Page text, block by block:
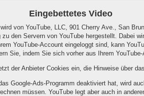
Eingebettetes Video
von YouTube, LLC, 901 Cherry Ave., San
zu den Servern von YouTube hergestellt. Dabei
YouTube-Account eingeloggt sind, kann
Sie, indem Sie sich vorher aus Ihrem
der Anbieter Cookies ein, die Hinweise über
Google-Ads-Programm deaktiviert hat, wird
müssen. YouTube legt aber auch in